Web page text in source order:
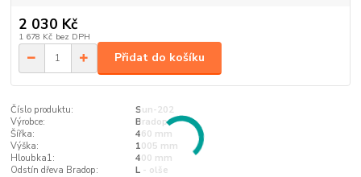
2 030 Kč
1 678 Kč bez DPH
Přidat do košíku
Číslo produktu:
Sun-202
Výrobce:
Bradop
Šířka:
460 mm
Výška:
1005 mm
Hloubka1:
400 mm
Odstín dřeva Bradop:
L - olše